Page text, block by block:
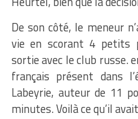
De son côté, le meneur
vie en scorant 4 petits
sortie avec le club russe.
français présent dans
Labeyrie, auteur de 11
minutes. Voilà ce qu’il